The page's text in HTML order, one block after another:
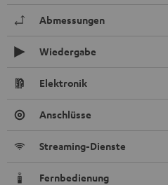
Abmessungen
Wiedergabe
Elektronik
Anschlüsse
Streaming-Dienste
Fernbedienung